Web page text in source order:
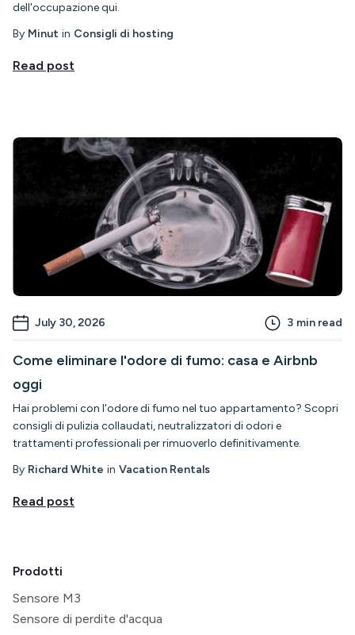
dell'occupazione qui.
By Minut in Consigli di hosting
Read post
July 30, 2026 3 min read
Come eliminare l'odore di fumo: casa e Airbnb
oggi
Hai problemi con l'odore di fumo nel tuo appartamento? Scopri
consigli di pulizia collaudati, neutralizzatori di odori e
trattamenti professionali per rimuoverlo definitivamente.
By Richard White in Vacation Rentals
Read post
Prodotti
Sensore M3
Sensore di perdite d'acqua